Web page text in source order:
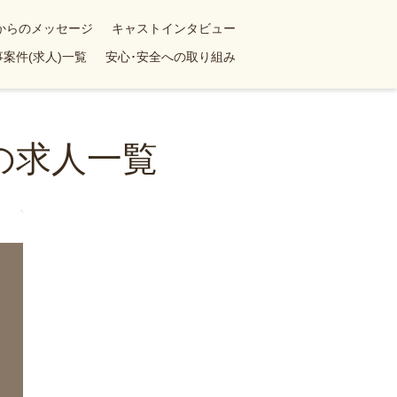
らのメッセージ
キャストインタビュー
案件(求人)一覧 安心･安全への取り組み
求人一覧